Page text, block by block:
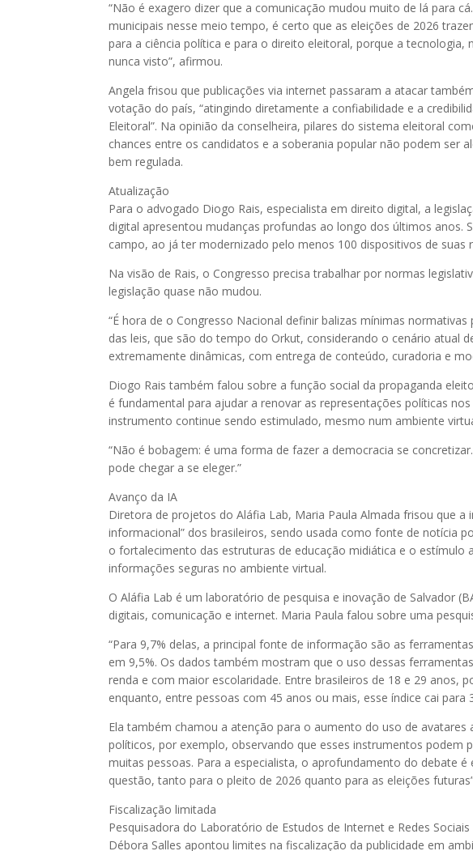
“Não é exagero dizer que a comunicação mudou muito de lá para
municipais nesse meio tempo, é certo que as eleições de 2026
para a ciência política e para o direito eleitoral, porque a
nunca visto”, afirmou.
Angela frisou que publicações via internet passaram a atacar
votação do país, “atingindo diretamente a confiabilidade e a
Eleitoral”. Na opinião da conselheira, pilares do sistema eleitoral
chances entre os candidatos e a soberania popular não podem ser
bem regulada.
Atualização
Para o advogado Diogo Rais, especialista em direito digital, a
digital apresentou mudanças profundas ao longo dos últimos anos.
campo, ao já ter modernizado pelo menos 100 dispositivos de suas
Na visão de Rais, o Congresso precisa trabalhar por normas
legislação quase não mudou.
“É hora de o Congresso Nacional definir balizas mínimas
das leis, que são do tempo do Orkut, considerando o cenário atual
extremamente dinâmicas, com entrega de conteúdo, curadoria e
Diogo Rais também falou sobre a função social da propaganda
é fundamental para ajudar a renovar as representações políticas
instrumento continue sendo estimulado, mesmo num ambiente
“Não é bobagem: é uma forma de fazer a democracia se
pode chegar a se eleger.”
Avanço da IA
Diretora de projetos do Aláfia Lab, Maria Paula Almada frisou que a
informacional” dos brasileiros, sendo usada como fonte de notícia
o fortalecimento das estruturas de educação midiática e o
informações seguras no ambiente virtual.
O Aláfia Lab é um laboratório de pesquisa e inovação de Salvador
digitais, comunicação e internet. Maria Paula falou sobre uma
“Para 9,7% delas, a principal fonte de informação são as
em 9,5%. Os dados também mostram que o uso dessas
renda e com maior escolaridade. Entre brasileiros de 18 e 29 anos,
enquanto, entre pessoas com 45 anos ou mais, esse índice cai para
Ela também chamou a atenção para o aumento do uso de
políticos, por exemplo, observando que esses instrumentos podem
muitas pessoas. Para a especialista, o aprofundamento do debate
questão, tanto para o pleito de 2026 quanto para as eleições
Fiscalização limitada
Pesquisadora do Laboratório de Estudos de Internet e Redes Sociais
Débora Salles apontou limites na fiscalização da publicidade em